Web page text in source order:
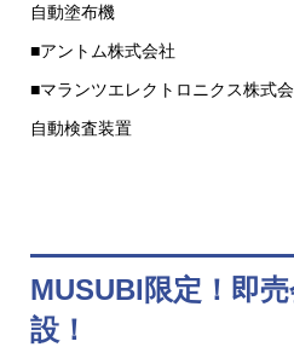
自動塗布機
■アントム株式会社
■マランツエレクトロニクス株
自動検査装置
MUSUBI限定！即
設！